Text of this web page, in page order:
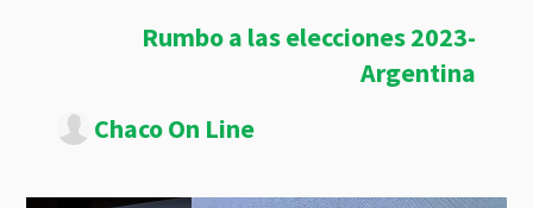
Rumbo a las elecciones 2023-
Argentina
Chaco On Line